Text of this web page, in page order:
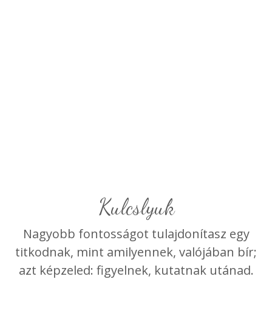
kulcslyuk
Nagyobb fontosságot tulajdonítasz egy
titkodnak, mint amilyennek, valójában bír;
azt képzeled: figyelnek, kutatnak utánad.